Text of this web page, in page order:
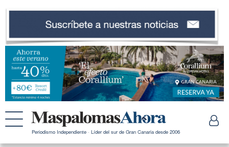
Periodismo Independiente · Líder del sur de Gran Canaria desde 2006